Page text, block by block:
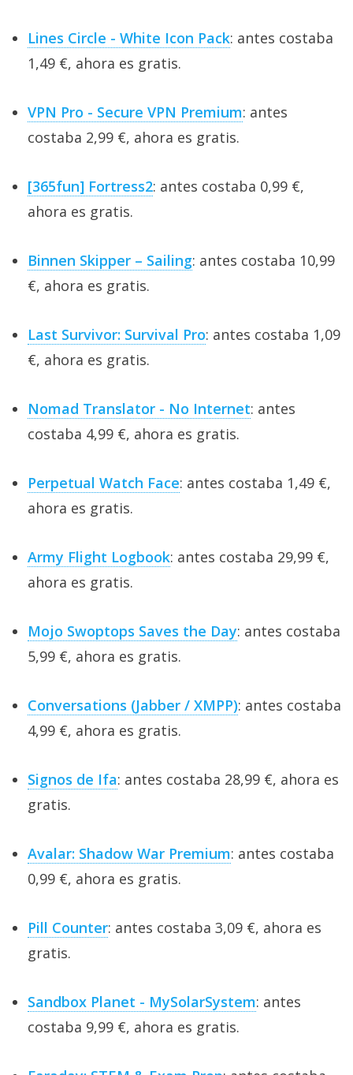
Lines Circle - White Icon Pack: antes costaba
1,49 €, ahora es gratis.
VPN Pro - Secure VPN Premium: antes
costaba 2,99 €, ahora es gratis.
[365fun] Fortress2: antes costaba 0,99 €,
ahora es gratis.
Binnen Skipper – Sailing: antes costaba 10,99
€, ahora es gratis.
Last Survivor: Survival Pro: antes costaba 1,09
€, ahora es gratis.
Nomad Translator - No Internet: antes
costaba 4,99 €, ahora es gratis.
Perpetual Watch Face: antes costaba 1,49 €,
ahora es gratis.
Army Flight Logbook: antes costaba 29,99 €,
ahora es gratis.
Mojo Swoptops Saves the Day: antes costaba
5,99 €, ahora es gratis.
Conversations (Jabber / XMPP): antes costaba
4,99 €, ahora es gratis.
Signos de Ifa: antes costaba 28,99 €, ahora es
gratis.
Avalar: Shadow War Premium: antes costaba
0,99 €, ahora es gratis.
Pill Counter: antes costaba 3,09 €, ahora es
gratis.
Sandbox Planet - MySolarSystem: antes
costaba 9,99 €, ahora es gratis.